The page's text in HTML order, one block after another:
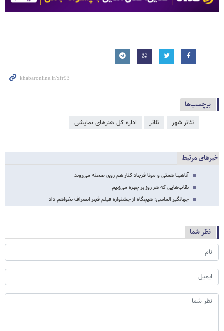
برچسب‌ها
تئاتر شهر تئاتر اداره کل هنرهای نمایشی
خبرهای مرتبط
آناهیتا همتی و مونا فرجاد کنار هم روی صحنه می‌روند
نقاب‌هایی که هر روز بر چهره می‌زنیم
جهانگیر الماسی:‌ هیچگاه از جشنواره فیلم فجر انصراف نخواهم داد
نظر شما